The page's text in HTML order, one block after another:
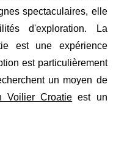
spectaculaires, elle
d'exploration. La
est une expérience
est particulièrement
un moyen de
Voilier Croatie est un